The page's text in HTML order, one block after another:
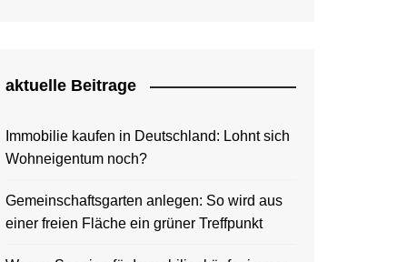
aktuelle Beitrage
Immobilie kaufen in Deutschland: Lohnt sich
Wohneigentum noch?
Gemeinschaftsgarten anlegen: So wird aus
einer freien Fläche ein grüner Treffpunkt